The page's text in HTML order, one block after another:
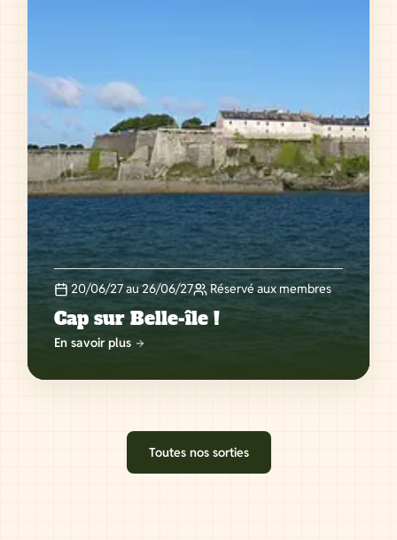
20/06/27 au 26/06/27 Réservé aux membres
Cap sur Belle-île !
En savoir plus
Toutes nos sorties